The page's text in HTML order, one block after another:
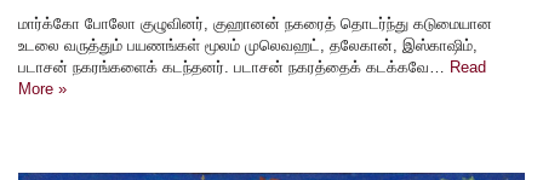
மார்க்கோ போலோ குழுவினர், குஹானன் நகரைத் தொடர்ந்து கடுமையான
உடலை வருத்தும் பயணங்கள் மூலம் முலெவஹட், தலேகான், இஸ்காஷிம்,
படாசன் நகரங்களைக் கடந்தனர். படாசன் நகரத்தைக் கடக்கவே… Read
More »